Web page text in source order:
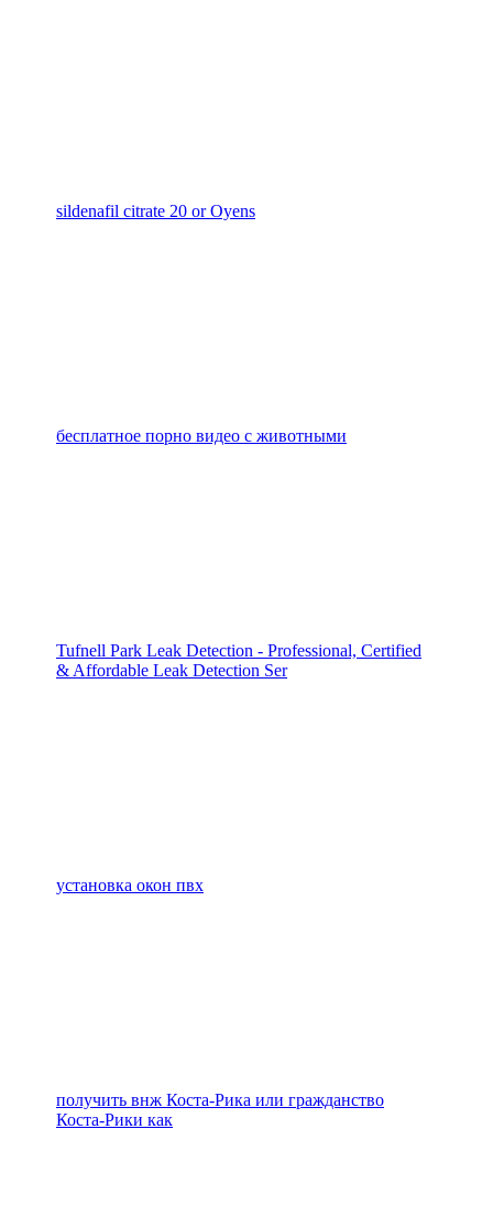
sildenafil citrate 20 or Oyens
бесплатное порно видео с животными
Tufnell Park Leak Detection - Professional, Certified
& Affordable Leak Detection Ser
установка окон пвх
получить внж Коста-Рика или гражданство
Коста-Рики как